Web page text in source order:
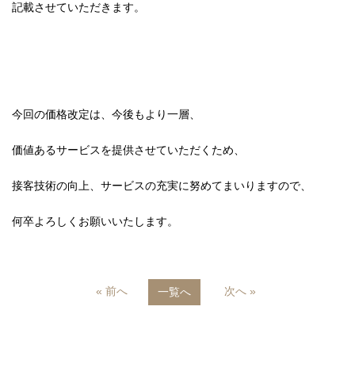
記載させていただきます。
今回の価格改定は、今後もより一層、
価値あるサービスを提供させていただくため、
接客技術の向上、サービスの充実に努めてまいりますので、
何卒よろしくお願いいたします。
« 前へ 一覧へ 次へ »